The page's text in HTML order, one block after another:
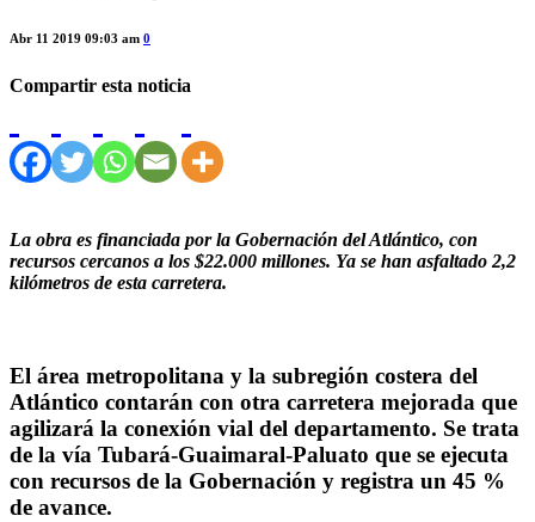
Abr 11 2019 09:03 am 0
Compartir esta noticia
La obra es financiada por la Gobernación del Atlántico, con
recursos cercanos a los $22.000 millones. Ya se han asfaltado 2,2
kilómetros de esta carretera.
El área metropolitana y la subregión costera del
Atlántico contarán con otra carretera mejorada que
agilizará la conexión vial del departamento. Se trata
de la vía Tubará-Guaimaral-Paluato que se ejecuta
con recursos de la Gobernación y registra un 45 %
de avance.